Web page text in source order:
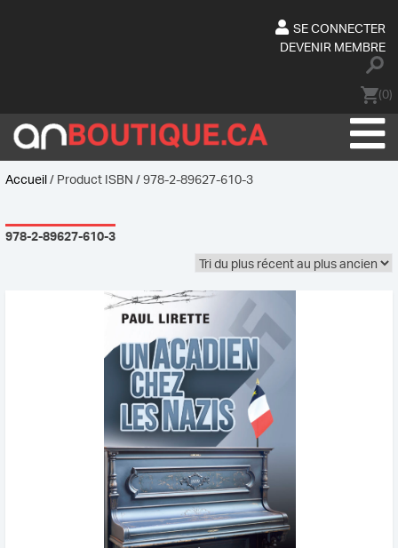
SE CONNECTER
DEVENIR MEMBRE
(0)
Accueil/ Product ISBN / 978-2-89627-610-3
978-2-89627-610-3